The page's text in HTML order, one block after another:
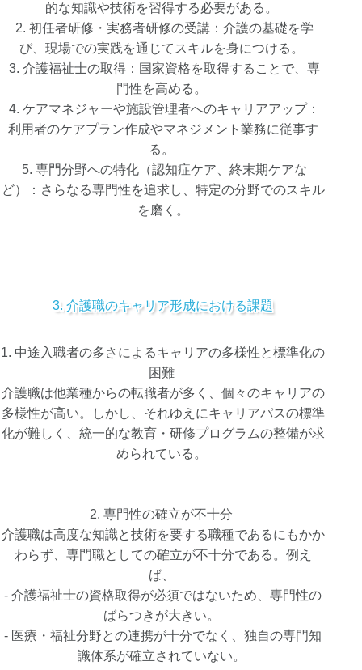
的な知識や技術を習得する必要がある。
2. 初任者研修・実務者研修の受講：介護の基礎を学
び、現場での実践を通じてスキルを身につける。
3. 介護福祉士の取得：国家資格を取得することで、専
門性を高める。
4. ケアマネジャーや施設管理者へのキャリアアップ：
利用者のケアプラン作成やマネジメント業務に従事す
る。
5. 専門分野への特化（認知症ケア、終末期ケアな
ど）：さらなる専門性を追求し、特定の分野でのスキル
を磨く。
3. 介護職のキャリア形成における課題
1. 中途入職者の多さによるキャリアの多様性と標準化の
困難
介護職は他業種からの転職者が多く、個々のキャリアの
多様性が高い。しかし、それゆえにキャリアパスの標準
化が難しく、統一的な教育・研修プログラムの整備が求
められている。
2. 専門性の確立が不十分
介護職は高度な知識と技術を要する職種であるにもかか
わらず、専門職としての確立が不十分である。例え
ば、
- 介護福祉士の資格取得が必須ではないため、専門性の
ばらつきが大きい。
- 医療・福祉分野との連携が十分でなく、独自の専門知
識体系が確立されていない。